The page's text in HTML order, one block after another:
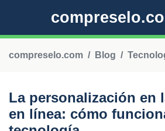
compreselo.com Blog
La personalización en
en línea: cómo